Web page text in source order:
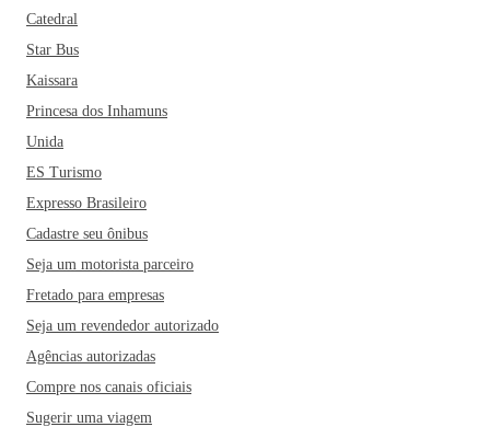
restaurantes mais famosos da cidade estão ainda a Pizzaria
aqueles que buscam um lugar tranquilo e sossegado para as
férias com a família.
Catedral
Star Bus
Kaissara
Princesa dos Inhamuns
Unida
ES Turismo
Expresso Brasileiro
Cadastre seu ônibus
Seja um motorista parceiro
Fretado para empresas
Seja um revendedor autorizado
Agências autorizadas
Compre nos canais oficiais
Sugerir uma viagem